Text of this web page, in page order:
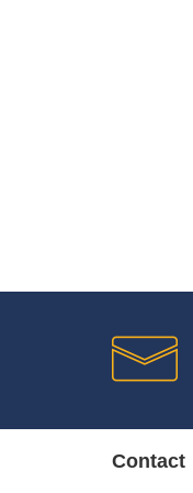
Contact